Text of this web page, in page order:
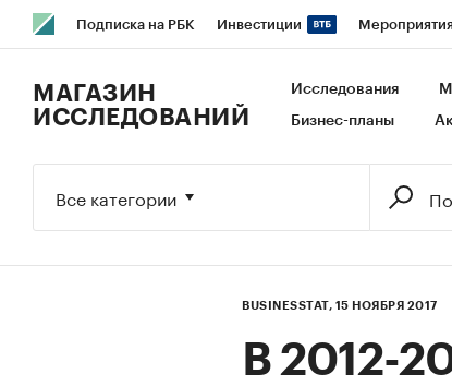
Подписка на РБК Инвестиции Мероприятия
Исследования Кредитные рейтинги Франшизы
МАГАЗИН
ИССЛЕДОВАНИЙ
Исследования
Бизнес-планы
Все категории
BUSINESSTAT, 15 НОЯБРЯ 2017
В 2012-